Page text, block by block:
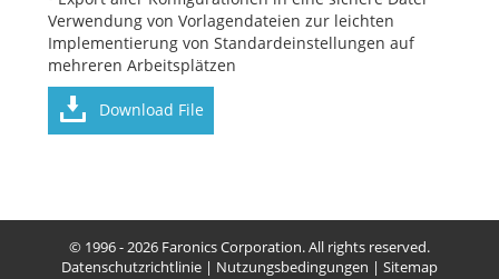
Verwendung von Vorlagendateien zur leichten
Implementierung von Standardeinstellungen auf
mehreren Arbeitsplätzen
Download File
© 1996 - 2026 Faronics Corporation. All rights reserved.
Datenschutzrichtlinie | Nutzungsbedingungen | Sitemap